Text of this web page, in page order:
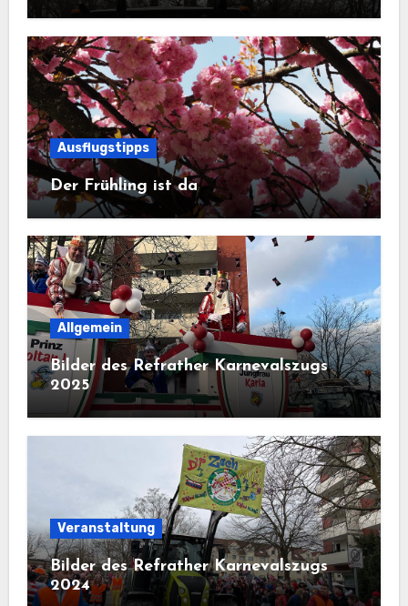
Ausflugstipps
Der Frühling ist da
Allgemein
Bilder des Refrather Karnevalszugs
2025
Veranstaltung
Bilder des Refrather Karnevalszugs
2024